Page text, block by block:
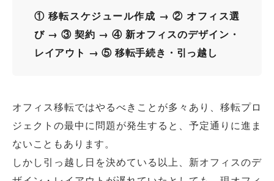
① 移転スケジュール作成 → ② オフィス選
び → ③ 契約 → ④ 新オフィスのデザイン・
レイアウト → ⑤ 移転手続き・引っ越し
オフィス移転ではやるべきことが多々あり、移転プロ
ジェクトの最中に問題が発生すると、予定通りに進ま
ないこともあります。
しかし引っ越し日を決めている以上、新オフィスのデ